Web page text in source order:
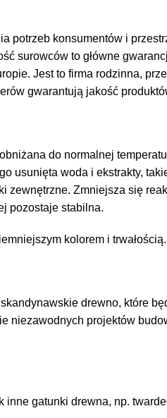
potrzeb konsumentów i
surowców to główne
Jest to firma rodzinna,
gwarantują jakość
do normalnej
usunięta woda i ekstrakty,
Zmniejsza się
pozostaje stabilna.
kolorem i trwałością.
drewno, które
niezawodnych projektów
gatunki drewna, np.